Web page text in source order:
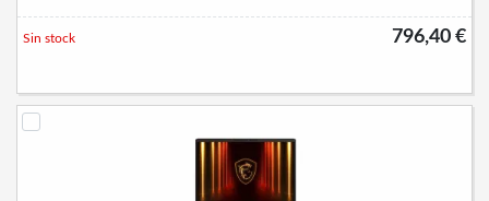
796,40 €
Sin stock